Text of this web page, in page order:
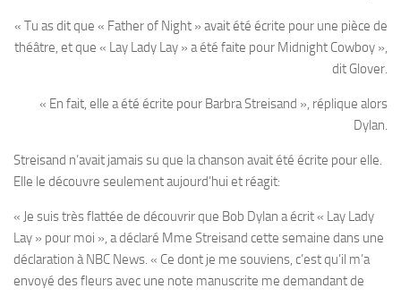
« Tu as dit que « Father of Night » avait été écrite pour une pièce de
théâtre, et que « Lay Lady Lay » a été faite pour Midnight Cowboy »,
dit Glover.
« En fait, elle a été écrite pour Barbra Streisand », réplique alors
Dylan.
Streisand n’avait jamais su que la chanson avait été écrite pour elle.
Elle le découvre seulement aujourd’hui et réagit:
« Je suis très flattée de découvrir que Bob Dylan a écrit « Lay Lady
Lay » pour moi », a déclaré Mme Streisand cette semaine dans une
déclaration à NBC News. « Ce dont je me souviens, c’est qu’il m’a
envoyé des fleurs avec une note manuscrite me demandant de